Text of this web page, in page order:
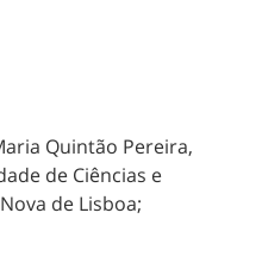
Quintão Pereira,
de Ciências e
de Lisboa;